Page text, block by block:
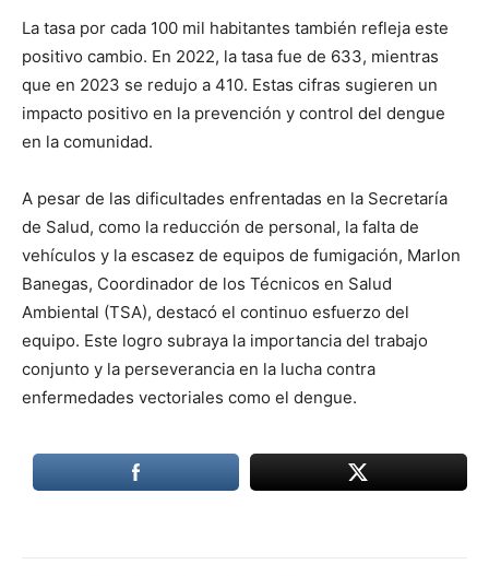
La tasa por cada 100 mil habitantes también refleja este
positivo cambio. En 2022, la tasa fue de 633, mientras
que en 2023 se redujo a 410. Estas cifras sugieren un
impacto positivo en la prevención y control del dengue
en la comunidad.
A pesar de las dificultades enfrentadas en la Secretaría
de Salud, como la reducción de personal, la falta de
vehículos y la escasez de equipos de fumigación, Marlon
Banegas, Coordinador de los Técnicos en Salud
Ambiental (TSA), destacó el continuo esfuerzo del
equipo. Este logro subraya la importancia del trabajo
conjunto y la perseverancia en la lucha contra
enfermedades vectoriales como el dengue.